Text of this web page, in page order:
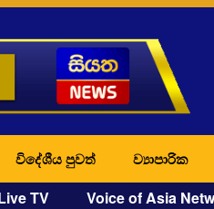
විදේශීය පුවත් ව්‍යාපාරික
TV Voice of Asia